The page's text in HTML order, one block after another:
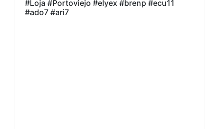
#Loja #Portoviejo #elyex #brenp #ecu11
#ado7 #ari7